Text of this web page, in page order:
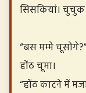
सिसकियां।
“बस मम्मे चूसोगे?”
होंठ चूमा।
“होंठ काटने में